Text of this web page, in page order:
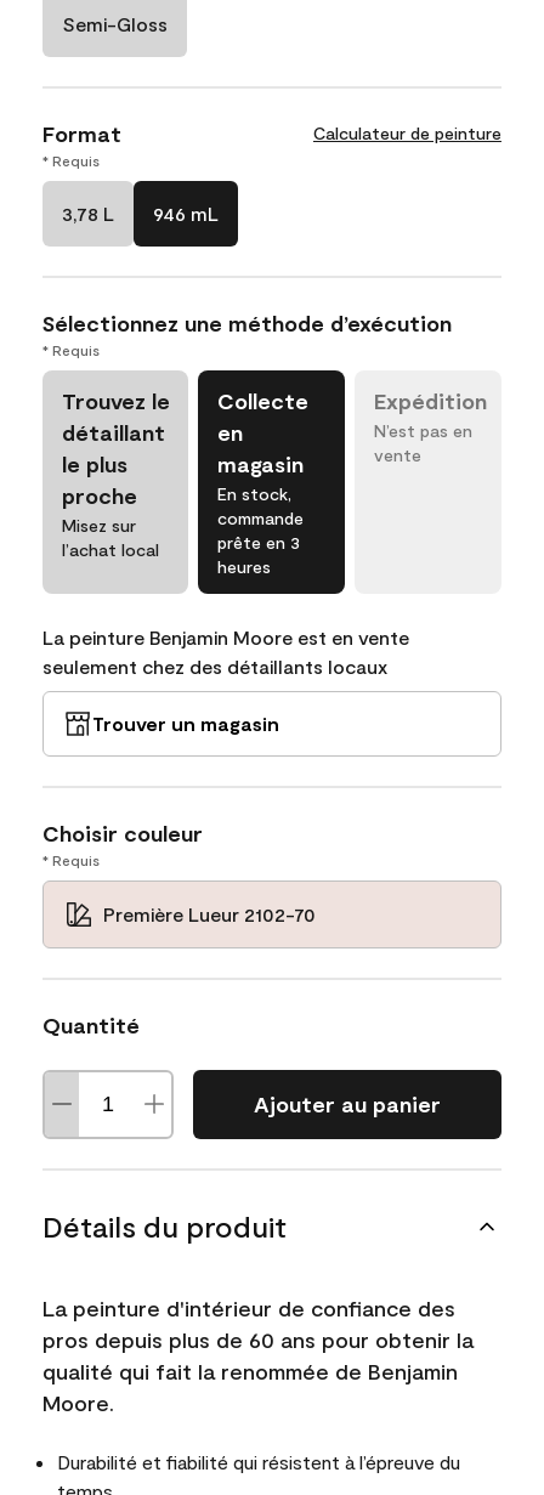
Semi-Gloss
Format Calculateur de peinture
* Requis
3,78 L 946 mL
Sélectionnez une méthode d’exécution
* Requis
Trouvez le
détaillant
le plus
proche
Misez sur
l’achat local
Collecte
en
magasin
En stock,
commande
prête en 3
heures
Expédition
N’est pas en
vente
La peinture Benjamin Moore est en vente
seulement chez des détaillants locaux
Trouver un magasin
Choisir couleur
* Requis
Première Lueur 2102-70
Quantité
Ajouter au panier
Détails du produit
La peinture d'intérieur de confiance des
pros depuis plus de 60 ans pour obtenir la
qualité qui fait la renommée de Benjamin
Moore.
Durabilité et fiabilité qui résistent à l’épreuve du
temps